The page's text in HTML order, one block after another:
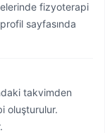
fizyoterapi
sayfasında
takvimden
oluşturulur.